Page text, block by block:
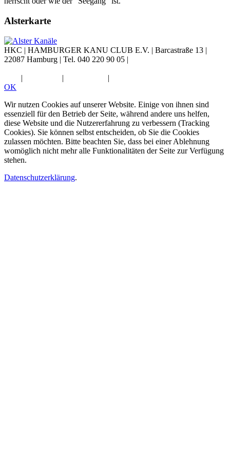
Alsterkarte
HKC | HAMBURGER KANU CLUB E.V. | Barcastraße 13 |
22087 Hamburg | Tel. 040 220 90 05 |
| | |
OK
Wir nutzen Cookies auf unserer Website. Einige von ihnen sind
essenziell für den Betrieb der Seite, während andere uns helfen,
diese Website und die Nutzererfahrung zu verbessern (Tracking
Cookies). Sie können selbst entscheiden, ob Sie die Cookies
zulassen möchten. Bitte beachten Sie, dass bei einer Ablehnung
womöglich nicht mehr alle Funktionalitäten der Seite zur Verfügung
stehen.
Datenschutzerklärung.